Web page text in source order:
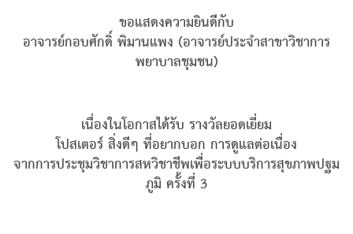
ขอแสดงความยินดีกับ
อาจารย์กอบศักดิ์ พิมานแพง (อาจารย์ประจำสาขาวิชาการ
พยาบาลชุมชน)
เนื่องในโอกาสได้รับ รางวัลยอดเยี่ยม
โปสเตอร์ สิ่งดีๆ ที่อยากบอก การดูแลต่อเนื่อง
จากการประชุมวิชาการสหวิชาชีพเพื่อระบบบริการสุขภาพปฐม
ภูมิ ครั้งที่ 3